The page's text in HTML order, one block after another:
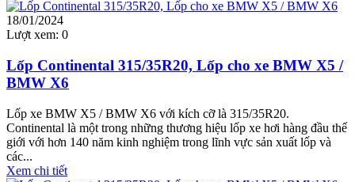
18/01/2024
Lượt xem: 0
Lốp Continental 315/35R20, Lốp cho xe BMW X5 /
BMW X6
Lốp xe BMW X5 / BMW X6 với kích cỡ là 315/35R20.
Continental là một trong những thương hiệu lốp xe hơi hàng đầu thế
giới với hơn 140 năm kinh nghiệm trong lĩnh vực sản xuất lốp và
các...
Xem chi tiết